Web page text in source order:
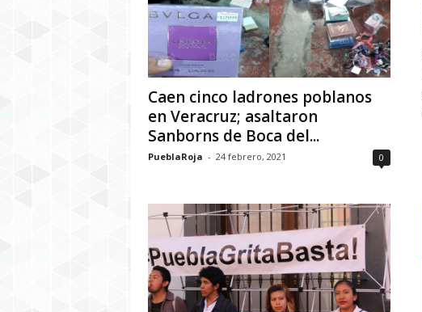
Caen cinco ladrones poblanos
en Veracruz; asaltaron
Sanborns de Boca del...
PueblaRoja - 24 febrero, 2021 0